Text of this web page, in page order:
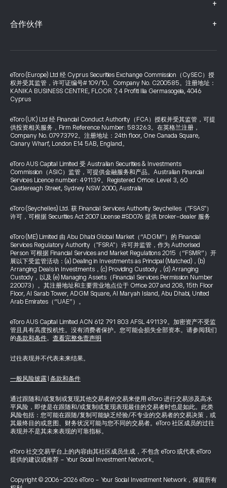
+
合作伙伴 +
eToro (Europe) Ltd 经 Cyprus Securities Exchange Commission（CySEC）授
权并受其监管，许可证编号# 109/10。Company No. C200585。注册地址：
KANIKA BUSINESS CENTRE, FLOOR 7, 4 Profiti Ilia Germasogeia, 4046
Cyprus
eToro (UK) Ltd 经 Financial Conduct Authority（FCA）授权并受其监管，可提
供投资相关服务，Firm Reference Number: 583263。在英格兰注册，
Company No. 07973792。注册地址：24th floor, One Canada Square,
Canary Wharf, London E14 5AB, England。
eToro AUS Capital Limited 受 Australian Securities & Investments
Commission（ASIC）监管，可提供金融服务和产品。Australian Financial
Services Licence number: 491139。Registered Office: Level 3, 60
Castlereagh Street, Sydney NSW 2000, Australia
eToro (Seychelles) Ltd. 获 Financial Services Authority Seychelles（"FSAS"）
许可，可根据 Securities Act 2007 License #SD076 提供 broker-dealer 服务
eToro (ME) Limited 由 Abu Dhabi Global Market（“ADGM”）的 Financial
Services Regulatory Authority（"FSRA"）许可并监管，作为 Authorised
Person 可根据 Financial Services and Market Regulations 2015（“FSMR”）开
展以下受监管活动：(a) Dealing in Investments as Principal (Matched)，(b)
Arranging Deals in Investments，(c) Providing Custody，(d) Arranging
Custody，以及 (e) Managing Assets（Financial Services Permission Number
220073）。其注册地址和主要营业地点位于 Office 207 and 208, 15th Floor
Floor, Al Sarab Tower, ADGM Square, Al Maryah Island, Abu Dhabi, United
Arab Emirates（“UAE”）。
eToro AUS Capital Limited ACN 612 791 803 AFSL 491139。加密资产不受监
管且具有高度投机性。没有消费者保护。您可能会损失全部资本。请参阅我们
的条款和条件。 查看完整免责声明
过往表现并不代表未来结果。
一般风险披露 条款和条件
通过跟随和/或复制或复现其他交易者的交易来使用 eToro 进行交易涉及高水
平风险，即使是在跟随和/或复制或复现表现最佳的交易者时也是如此。此类
风险包括：您可能在跟随/复制可能缺乏经验/不专业的交易者的交易决策，或
其最终目的或意图、财务状况可能与您不同的交易者。eToro 社区成员的过往
表现并不是其未来表现的可靠指标。
eToro 社交交易平台上的内容由其社区成员生成，不包含 eToro 或代表 eToro
提供的建议或推荐 - Your Social Investment Network。
Copyright © 2006-2026 eToro - Your Social Investment Network，保留所有